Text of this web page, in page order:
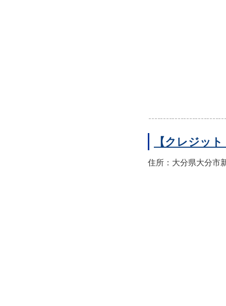
【クレジッ
住所：大分県大分市